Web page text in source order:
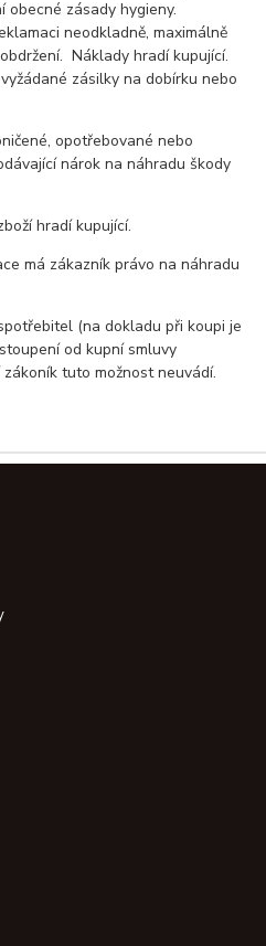
obecné zásady hygieny.
neodkladně, maximálně
Náklady hradí kupující.
zásilky na dobírku nebo
opotřebované nebo
nárok na náhradu škody
hradí kupující.
má zákazník právo na náhradu
(na dokladu při koupi je
od kupní smluvy
tuto možnost neuvádí.